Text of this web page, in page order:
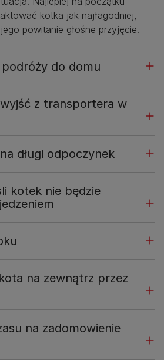
kotka jak najłagodniej,
powitanie głośne przyjęcie.
do domu
z transportera w
długi odpoczynek
kotek nie będzie
na zewnątrz przez
na zadomowienie